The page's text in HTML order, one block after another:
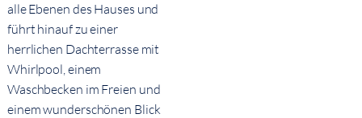
alle Ebenen des Hauses und
führt hinauf zu einer
herrlichen Dachterrasse mit
Whirlpool, einem
Waschbecken im Freien und
einem wunderschönen Blick